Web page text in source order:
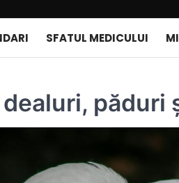
SFATUL MEDICULUI
dealuri,